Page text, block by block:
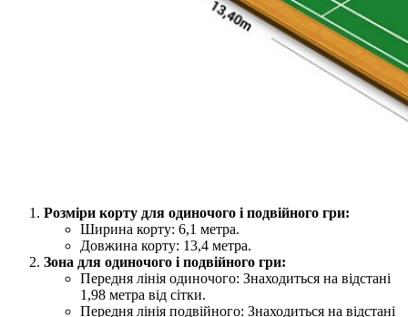
Розміри корту для одиночого і подвійного гри:
Ширина корту: 6,1 метра.
Довжина корту: 13,4 метра.
Зона для одиночого і подвійного гри:
Передня лінія одиночого: Знаходиться на відстані
1,98 метра від сітки.
Передня лінія подвійного: Знаходиться на відстані